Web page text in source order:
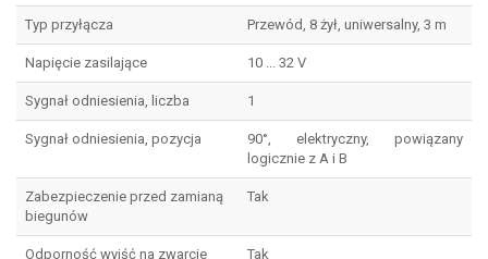
Typ przyłącza Przewód, 8 żył, uniwersalny, 3 m
Napięcie zasilające 10 ... 32 V
Sygnał odniesienia, liczba 1
Sygnał odniesienia, pozycja
90°, elektryczny, powiązany
logicznie z A i B
Zabezpieczenie przed zamianą
biegunów
Tak
Odporność wyjść na zwarcie Tak